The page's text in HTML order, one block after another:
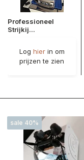
Professioneel
Strijkij...
Log hierin om
prijzen te zien
sale 40%